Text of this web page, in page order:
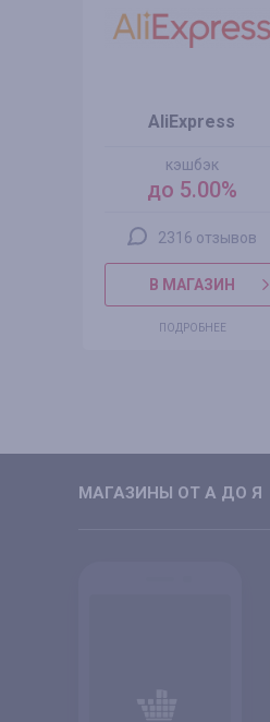
AliExpress
кэшбэк
до 5.00%
2316 отзывов
В МАГАЗИН
ПОДРОБНЕЕ
МАГАЗИНЫ ОТ А ДО Я